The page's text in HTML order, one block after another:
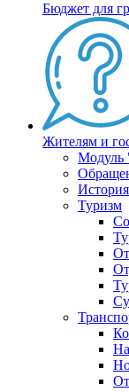
Бюджет для
Жителям и
Модуль
История
Туризм